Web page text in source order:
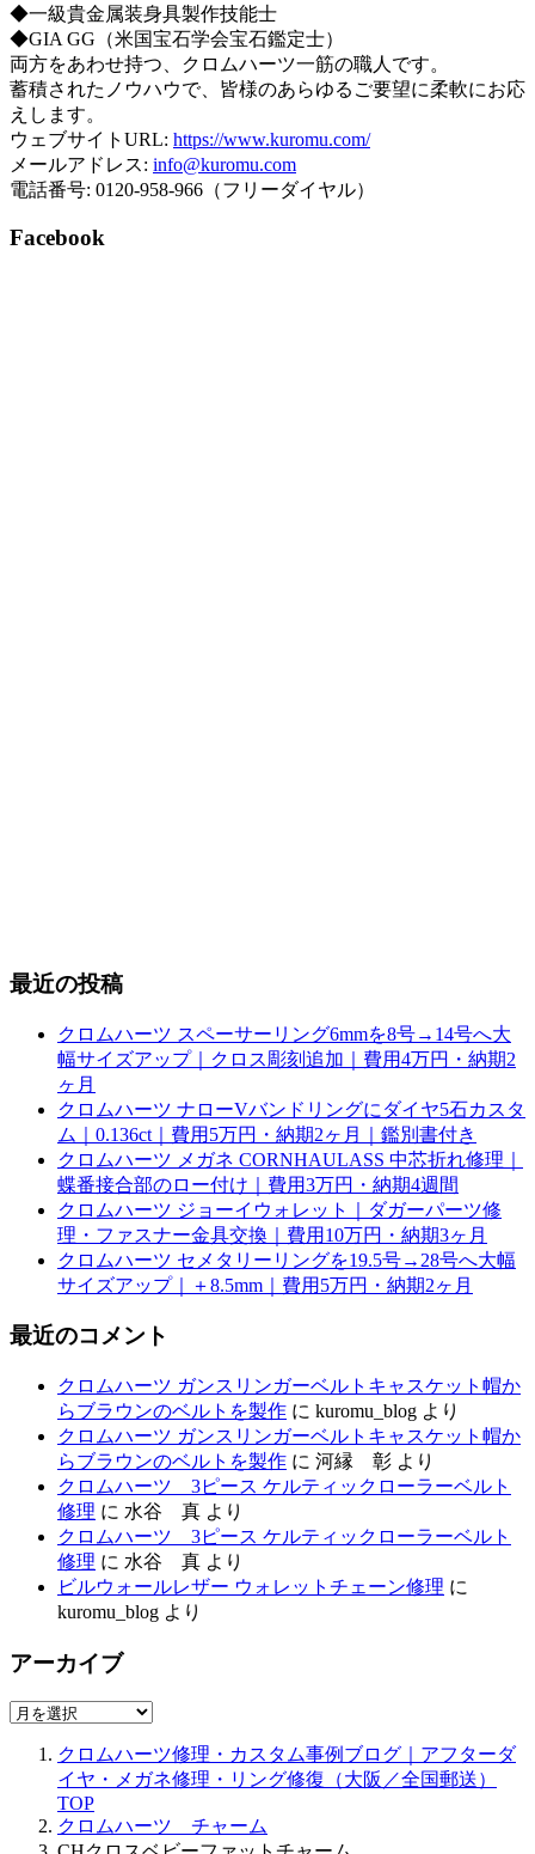
◆一級貴金属装身具製作技能士
◆GIA GG（米国宝石学会宝石鑑定士）
両方をあわせ持つ、クロムハーツ一筋の職人です。
蓄積されたノウハウで、皆様のあらゆるご要望に柔軟にお応
えします。
ウェブサイトURL: https://www.kuromu.com/
メールアドレス: info@kuromu.com
電話番号: 0120-958-966（フリーダイヤル）
Facebook
最近の投稿
クロムハーツ スペーサーリング6mmを8号→14号へ大
幅サイズアップ｜クロス彫刻追加｜費用4万円・納期2
ヶ月
クロムハーツ ナローVバンドリングにダイヤ5石カスタ
ム｜0.136ct｜費用5万円・納期2ヶ月｜鑑別書付き
クロムハーツ メガネ CORNHAULASS 中芯折れ修理｜
蝶番接合部のロー付け｜費用3万円・納期4週間
クロムハーツ ジョーイウォレット｜ダガーパーツ修
理・ファスナー金具交換｜費用10万円・納期3ヶ月
クロムハーツ セメタリーリングを19.5号→28号へ大幅
サイズアップ｜＋8.5mm｜費用5万円・納期2ヶ月
最近のコメント
クロムハーツ ガンスリンガーベルトキャスケット帽か
らブラウンのベルトを製作 に kuromu_blog より
クロムハーツ ガンスリンガーベルトキャスケット帽か
らブラウンのベルトを製作 に 河縁 彰 より
クロムハーツ 3ピース ケルティックローラーベルト
修理 に 水谷 真 より
クロムハーツ 3ピース ケルティックローラーベルト
修理 に 水谷 真 より
ビルウォールレザー ウォレットチェーン修理 に
kuromu_blog より
アーカイブ
ア
クロムハーツ修理・カスタム事例ブログ｜アフターダ
イヤ・メガネ修理・リング修復（大阪／全国郵送）
TOP
クロムハーツ チャーム